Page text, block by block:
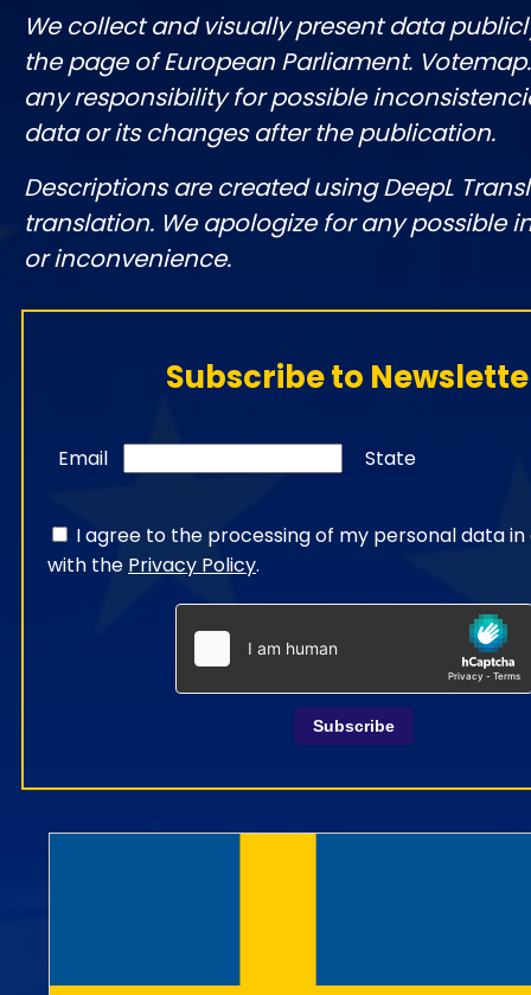
We collect and visually present data
the page of European Parliament.
any responsibility for possible
data or its changes after the publication.
Descriptions are created using DeepL
translation. We apologize for any possible
or inconvenience.
Subscribe to
Email State
I agree to the processing of my personal data
with the Privacy Policy.
Subscribe